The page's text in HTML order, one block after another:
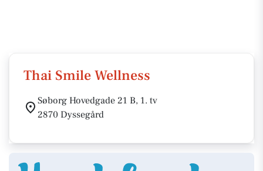
Thai Smile Wellness
Søborg Hovedgade 21 B, 1. tv
2870 Dyssegård